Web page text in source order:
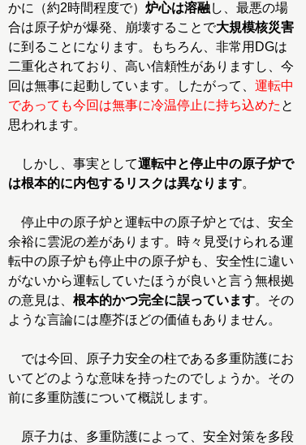
かに（約2時間程度で） 炉心は溶融し、最悪の場
合は原子炉が爆発、崩壊することで大規模核災害
に到ることになります。もちろん、非常用DGは
二重化されており、高い信頼性がありますし、今
回は無事に起動しています。したがって、 運転中
であっても今回は無事に冷温停止に持ち込めた と
思われます。
しかし、事実として運転中と停止中の原子炉で
は根本的に内包するリスクは異なります。
停止中の原子炉と運転中の原子炉とでは、安全
余裕に雲泥の差があります。時々見受けられる運
転中の原子炉も停止中の原子炉も、安全性に違い
がないから運転していたほうが良いと言う無根拠
の意見は、 根本的かつ完全に誤っています。その
ような言論には塵芥ほどの価値もありません。
では今回、原子力安全の柱である多重防護にお
いてどのような意味を持ったのでしょうか。その
前に多重防護について概説します。
原子力は、多重防護によって、安全対策を多段